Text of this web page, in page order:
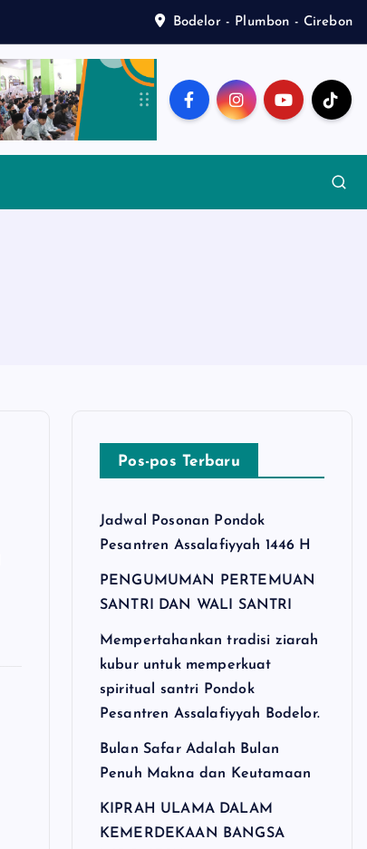
Bodelor - Plumbon - Cirebon
Pos-pos Terbaru
Jadwal Posonan Pondok
Pesantren Assalafiyyah 1446 H
PENGUMUMAN PERTEMUAN
SANTRI DAN WALI SANTRI
Mempertahankan tradisi ziarah
kubur untuk memperkuat
spiritual santri Pondok
Pesantren Assalafiyyah Bodelor.
Bulan Safar Adalah Bulan
Penuh Makna dan Keutamaan
KIPRAH ULAMA DALAM
KEMERDEKAAN BANGSA